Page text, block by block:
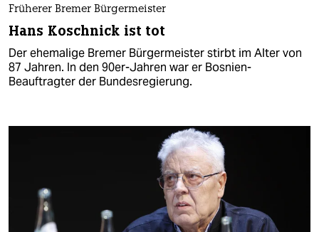
Früherer Bremer Bürgermeister
Hans Koschnick ist tot
Der ehemalige Bremer Bürgermeister stirbt im Alter von
87 Jahren. In den 90er-Jahren war er Bosnien-
Beauftragter der Bundesregierung.